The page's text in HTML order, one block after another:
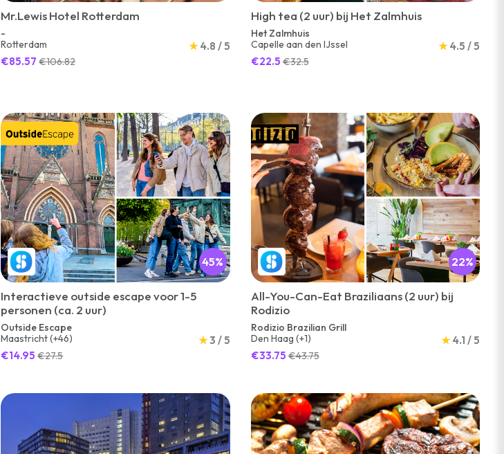
Mr.Lewis Hotel Rotterdam
-
Rotterdam
★ 4.8 / 5
€85.57€106.82
High tea (2 uur) bij Het Zalmhuis
Het Zalmhuis
Capelle aan den IJssel
★ 4.5 / 5
€22.5€32.5
45%
Interactieve outside escape voor 1-5
personen (ca. 2 uur)
Outside Escape
Maastricht (+46)
★3 / 5
€14.95€27.5
22%
All-You-Can-Eat Braziliaans (2 uur) bij
Rodizio
Rodizio Brazilian Grill
Den Haag (+1)
★ 4.1 / 5
€33.75€43.75